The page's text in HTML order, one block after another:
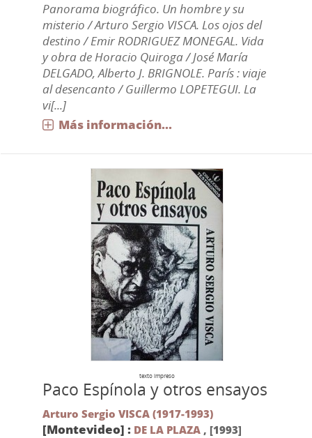
Panorama biográfico. Un hombre y su
misterio / Arturo Sergio VISCA. Los ojos del
destino / Emir RODRIGUEZ MONEGAL. Vida
y obra de Horacio Quiroga / José María
DELGADO, Alberto J. BRIGNOLE. París : viaje
al desencanto / Guillermo LOPETEGUI. La
vi[...]
Más información...
texto impreso
Paco Espínola y otros ensayos
Arturo Sergio VISCA (1917-1993)
[Montevideo] : DE LA PLAZA, [1993]